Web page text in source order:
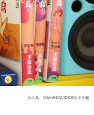
火の鳥 GAMANGA BOOKS 小学館